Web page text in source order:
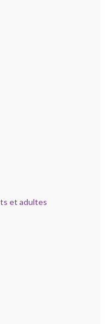
et adultes